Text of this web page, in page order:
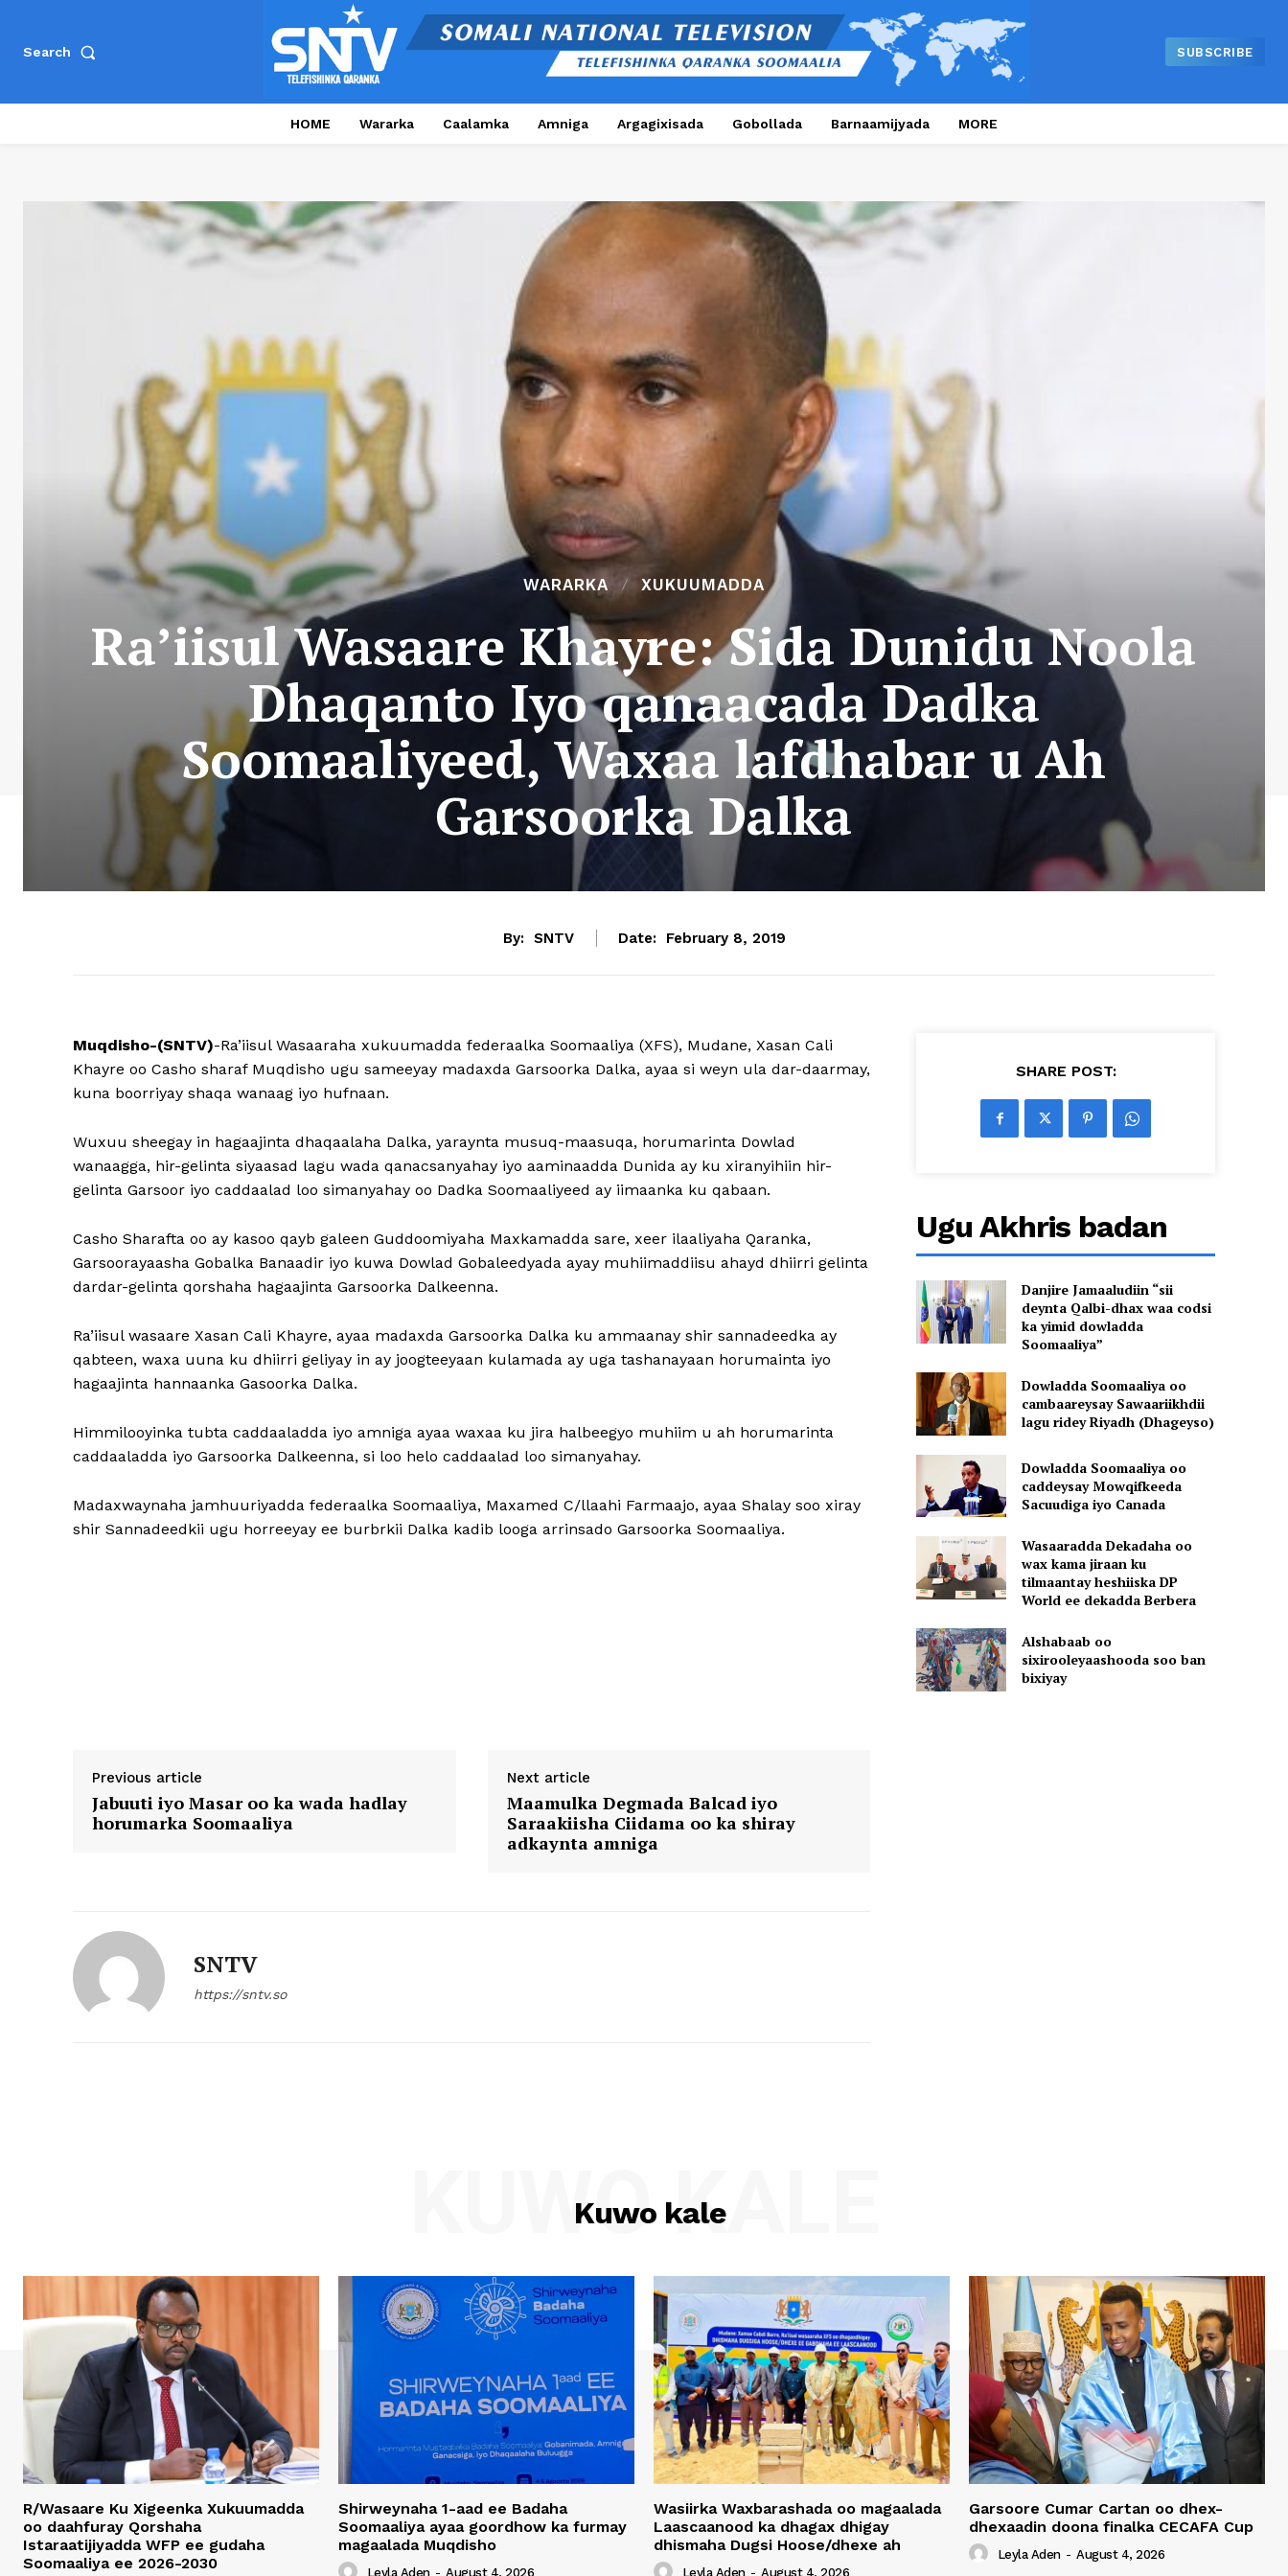
Search SUBSCRIBE
HOME Wararka Caalamka Amniga Argagixisada Gobollada Barnaamijyada MORE
WARARKA XUKUUMADDA
Ra’iisul Wasaare Khayre: Sida Dunidu Noola
Dhaqanto Iyo qanaacada Dadka
Soomaaliyeed, Waxaa lafdhabar u Ah
Garsoorka Dalka
By: SNTV Date: February 8, 2019
Muqdisho-(SNTV)-Ra’iisul Wasaaraha xukuumadda federaalka Soomaaliya (XFS), Mudane, Xasan Cali
Khayre oo Casho sharaf Muqdisho ugu sameeyay madaxda Garsoorka Dalka, ayaa si weyn ula dar-daarmay,
kuna boorriyay shaqa wanaag iyo hufnaan.
Wuxuu sheegay in hagaajinta dhaqaalaha Dalka, yaraynta musuq-maasuqa, horumarinta Dowlad
wanaagga, hir-gelinta siyaasad lagu wada qanacsanyahay iyo aaminaadda Dunida ay ku xiranyihiin hir-
gelinta Garsoor iyo caddaalad loo simanyahay oo Dadka Soomaaliyeed ay iimaanka ku qabaan.
Casho Sharafta oo ay kasoo qayb galeen Guddoomiyaha Maxkamadda sare, xeer ilaaliyaha Qaranka,
Garsoorayaasha Gobalka Banaadir iyo kuwa Dowlad Gobaleedyada ayay muhiimaddiisu ahayd dhiirri gelinta
dardar-gelinta qorshaha hagaajinta Garsoorka Dalkeenna.
Ra’iisul wasaare Xasan Cali Khayre, ayaa madaxda Garsoorka Dalka ku ammaanay shir sannadeedka ay
qabteen, waxa uuna ku dhiirri geliyay in ay joogteeyaan kulamada ay uga tashanayaan horumainta iyo
hagaajinta hannaanka Gasoorka Dalka.
Himmilooyinka tubta caddaaladda iyo amniga ayaa waxaa ku jira halbeegyo muhiim u ah horumarinta
caddaaladda iyo Garsoorka Dalkeenna, si loo helo caddaalad loo simanyahay.
Madaxwaynaha jamhuuriyadda federaalka Soomaaliya, Maxamed C/llaahi Farmaajo, ayaa Shalay soo xiray
shir Sannadeedkii ugu horreeyay ee burbrkii Dalka kadib looga arrinsado Garsoorka Soomaaliya.
Previous article
Jabuuti iyo Masar oo ka wada hadlay
horumarka Soomaaliya
Next article
Maamulka Degmada Balcad iyo
Saraakiisha Ciidama oo ka shiray
adkaynta amniga
SNTV
https://sntv.so
SHARE POST:
Ugu Akhris badan
Danjire Jamaaludiin “sii
deynta Qalbi-dhax waa codsi
ka yimid dowladda
Soomaaliya”
Dowladda Soomaaliya oo
cambaareysay Sawaariikhdii
lagu ridey Riyadh (Dhageyso)
Dowladda Soomaaliya oo
caddeysay Mowqifkeeda
Sacuudiga iyo Canada
Wasaaradda Dekadaha oo
wax kama jiraan ku
tilmaantay heshiiska DP
World ee dekadda Berbera
Alshabaab oo
sixirooleyaashooda soo ban
bixiyay
Kuwo kale
KUWO KALE
R/Wasaare Ku Xigeenka Xukuumadda
oo daahfuray Qorshaha
Istaraatijiyadda WFP ee gudaha
Soomaaliya ee 2026-2030
Shirweynaha 1-aad ee Badaha
Soomaaliya ayaa goordhow ka furmay
magaalada Muqdisho
Leyla Aden - August 4, 2026
Wasiirka Waxbarashada oo magaalada
Laascaanood ka dhagax dhigay
dhismaha Dugsi Hoose/dhexe ah
Leyla Aden - August 4, 2026
Garsoore Cumar Cartan oo dhex-
dhexaadin doona finalka CECAFA Cup
Leyla Aden - August 4, 2026